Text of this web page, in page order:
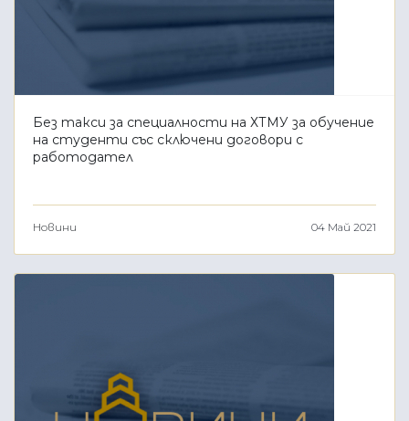
Без такси за специалности на ХТМУ за обучение
на студенти със сключени договори с
работодател
Новини 04 Май 2021